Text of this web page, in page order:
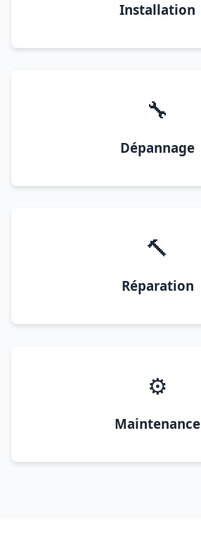
Installation
🔧
Dépannage
🔨
Réparation
⚙️
Maintenance